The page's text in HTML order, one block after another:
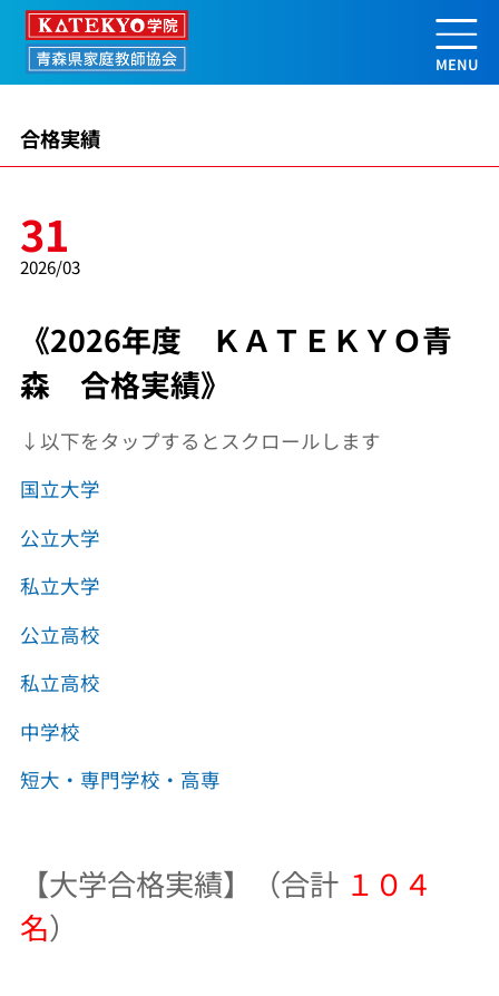
《2026年度 ＫＡＴＥＫＹＯ青森 合
合格実績
31
2026/03
《2026年度 ＫＡＴＥＫＹＯ青
森 合格実績》
↓以下をタップするとスクロールします
国立大学
公立大学
私立大学
公立高校
私立高校
中学校
短大・専門学校・高専
【大学合格実績】（合計 １０４
名）